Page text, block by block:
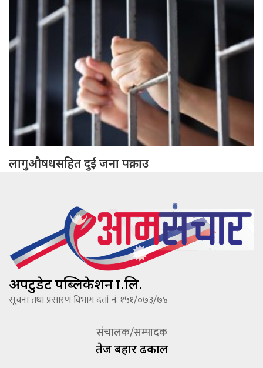
लागुऔषधसहित दुई जना पक्राउ
अपटुडेट पब्लिकेशन प्रा.लि.
सूचना तथा प्रसारण विभाग दर्ता नंः १५१/०७३/७४
संचालक/सम्पादक
तेज बहादूर ढकाल